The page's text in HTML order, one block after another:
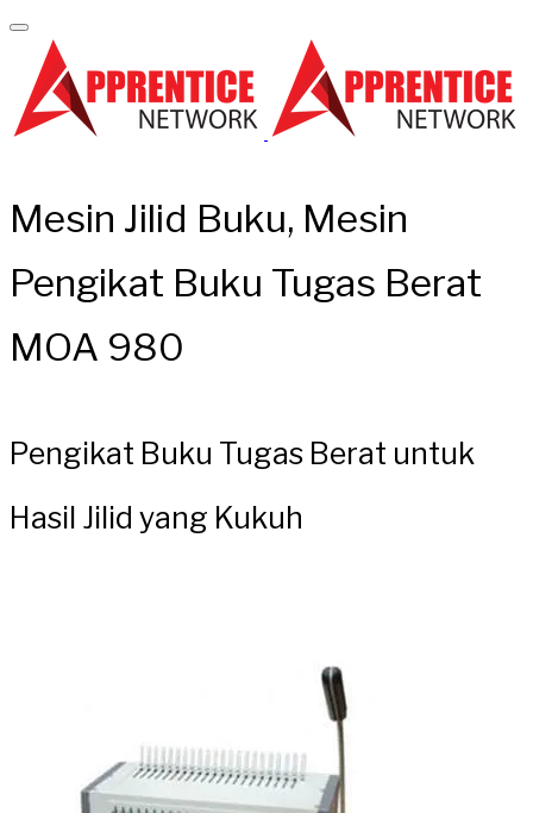
Mesin Jilid Buku, Mesin
Pengikat Buku Tugas Berat
MOA 980
Pengikat Buku Tugas Berat untuk
Hasil Jilid yang Kukuh